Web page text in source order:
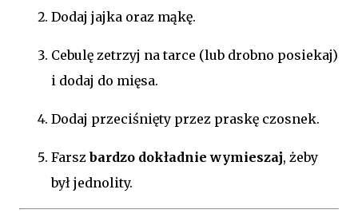
Dodaj jajka oraz mąkę.
Cebulę zetrzyj na tarce (lub drobno posiekaj)
i dodaj do mięsa.
Dodaj przeciśnięty przez praskę czosnek.
Farsz bardzo dokładnie wymieszaj, żeby
był jednolity.